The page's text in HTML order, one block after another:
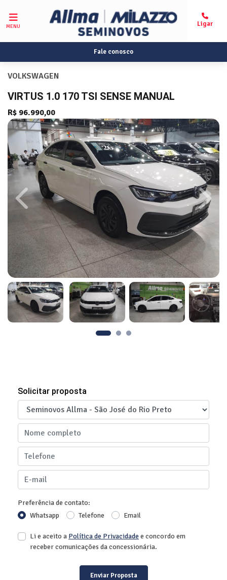
MENU
Fale conosco
VOLKSWAGEN
VIRTUS 1.0 170 TSI SENSE MANUAL
R$ 96.990,00
Previous Next
Solicitar proposta
Preferência de contato:
Whatsapp
Telefone Email
Li e aceito a Política de Privacidadee concordo em
receber comunicações da concessionária.
Enviar Proposta